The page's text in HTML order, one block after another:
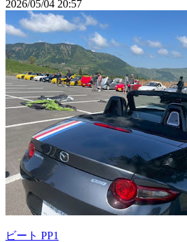
2026/05/04 20:57
ビート PP1